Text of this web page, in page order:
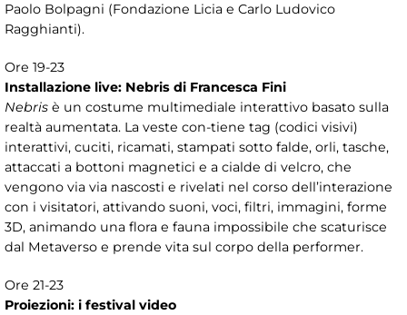
Paolo Bolpagni (Fondazione Licia e Carlo Ludovico
Ragghianti).
Ore 19-23
Installazione live: Nebris di Francesca Fini
Nebris è un costume multimediale interattivo basato sulla
realtà aumentata. La veste con-tiene tag (codici visivi)
interattivi, cuciti, ricamati, stampati sotto falde, orli, tasche,
attaccati a bottoni magnetici e a cialde di velcro, che
vengono via via nascosti e rivelati nel corso dell’interazione
con i visitatori, attivando suoni, voci, filtri, immagini, forme
3D, animando una flora e fauna impossibile che scaturisce
dal Metaverso e prende vita sul corpo della performer.
Ore 21-23
Proiezioni: i festival video